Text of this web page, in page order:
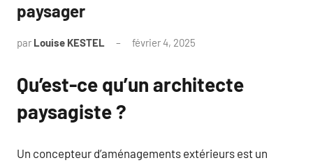
paysager
par Louise KESTEL février 4, 2025
Qu’est-ce qu’un architecte
paysagiste ?
Un concepteur d’aménagements extérieurs est un